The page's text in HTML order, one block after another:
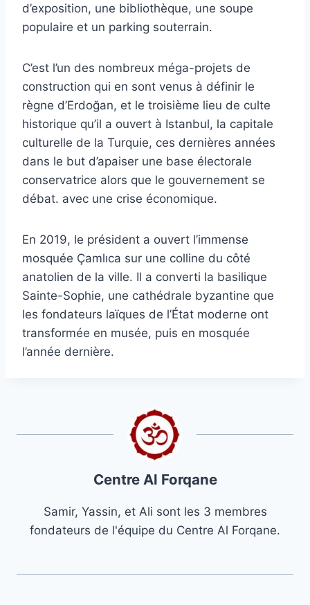
d’exposition, une bibliothèque, une soupe
populaire et un parking souterrain.
C’est l’un des nombreux méga-projets de
construction qui en sont venus à définir le
règne d’Erdoğan, et le troisième lieu de culte
historique qu’il a ouvert à Istanbul, la capitale
culturelle de la Turquie, ces dernières années
dans le but d’apaiser une base électorale
conservatrice alors que le gouvernement se
débat. avec une crise économique.
En 2019, le président a ouvert l’immense
mosquée Çamlıca sur une colline du côté
anatolien de la ville. Il a converti la basilique
Sainte-Sophie, une cathédrale byzantine que
les fondateurs laïques de l’État moderne ont
transformée en musée, puis en mosquée
l’année dernière.
Centre Al Forqane
Samir, Yassin, et Ali sont les 3 membres
fondateurs de l'équipe du Centre Al Forqane.